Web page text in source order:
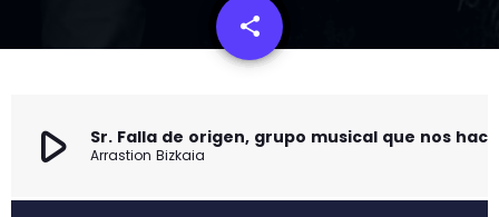
share
email
play_arrow Arrastion Bizkaia